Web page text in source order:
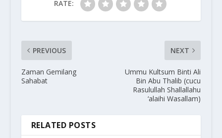
RATE:
PREVIOUS
Zaman Gemilang
Sahabat
NEXT
Ummu Kultsum Binti Ali
Bin Abu Thalib (cucu
Rasulullah Shallallahu
‘alaihi Wasallam)
RELATED POSTS